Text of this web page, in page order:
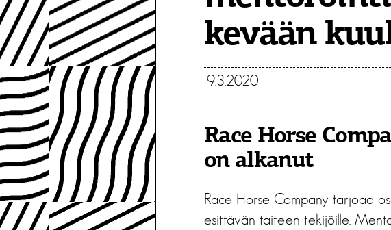
kevään
9.3.2020
Race Horse
on alkanut
Race Horse Company tarjoaa
esittävän taiteen tekijöille.